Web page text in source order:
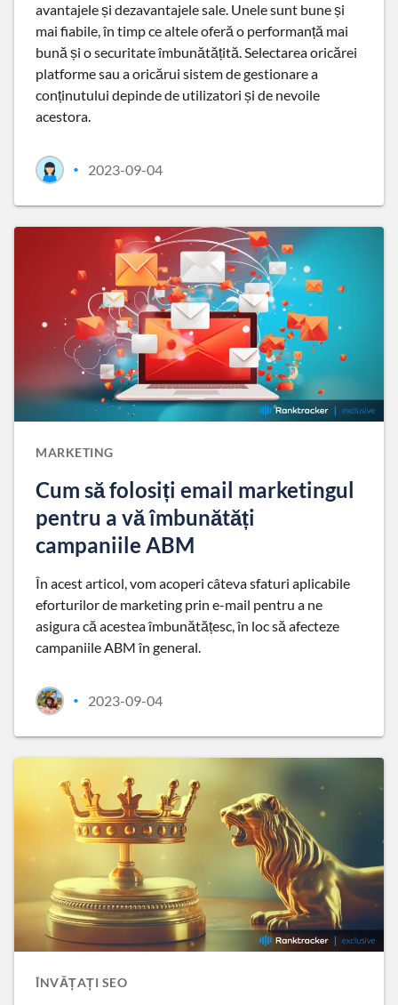
avantajele și dezavantajele sale. Unele sunt bune și
mai fiabile, în timp ce altele oferă o performanță mai
bună și o securitate îmbunătățită. Selectarea oricărei
platforme sau a oricărui sistem de gestionare a
conținutului depinde de utilizatori și de nevoile
acestora.
• 2023-09-04
MARKETING
Cum să folosiți email marketingul
pentru a vă îmbunătăți
campaniile ABM
În acest articol, vom acoperi câteva sfaturi aplicabile
eforturilor de marketing prin e-mail pentru a ne
asigura că acestea îmbunătățesc, în loc să afecteze
campaniile ABM în general.
• 2023-09-04
ÎNVĂȚAȚI SEO